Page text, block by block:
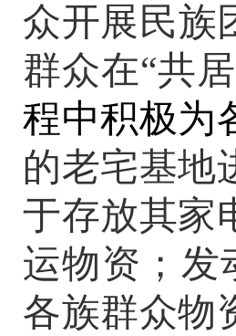
众开展民族
群众在“共居
程中积极为
的老宅基地
于存放其家
运物资；发
各族群众物